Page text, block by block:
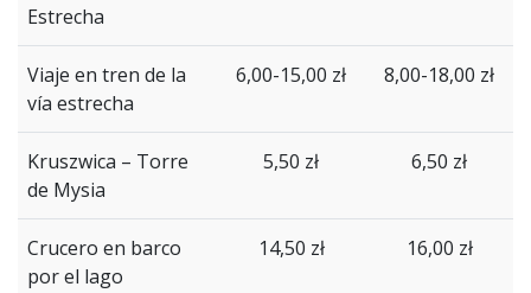
Estrecha
Viaje en tren de la
vía estrecha
6,00-15,00 zł 8,00-18,00 zł
Kruszwica – Torre
de Mysia
5,50 zł 6,50 zł
Crucero en barco
por el lago
14,50 zł 16,00 zł